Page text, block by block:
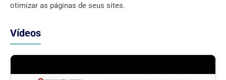
otimizar as páginas de seus sites.
Vídeos